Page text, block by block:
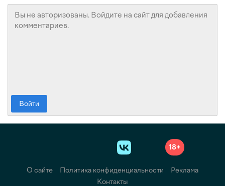
Войти
18+
О сайте Политика конфиденциальности
Реклама
Контакты